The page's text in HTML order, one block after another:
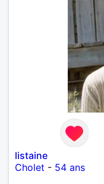
listaine
Cholet - 54 ans